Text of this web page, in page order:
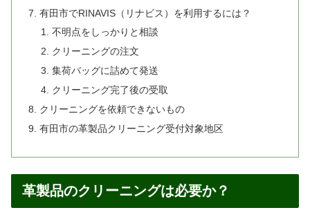
有田市でRINAVIS（リナビス）を利用するには？
不明点をしっかりと相談
クリーニングの注文
集荷バッグに詰めて発送
クリーニング完了後の受取
クリーニングを依頼できないもの
有田市の革製品クリーニング受付対象地区
革製品のクリーニングは必要か？